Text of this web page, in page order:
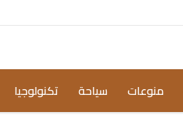
منوعات سياحة تكنولوجيا